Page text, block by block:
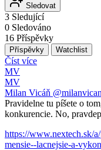
Sledovat
3 Sledující
0 Sledováno
16 Příspěvky
Příspěvky Watchlist
Číst více
MV
MV
Milan Vicáň @milanvican
Pravidelne tu píšete o
konkurencie. No,
https://www.nextech.sk/
mensie--lacnejsie-a-